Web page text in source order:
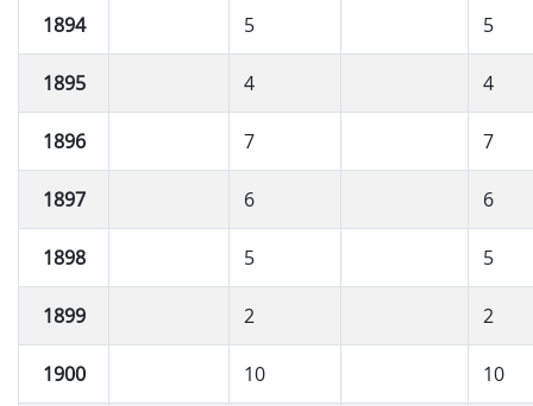
1894 5 5
1895 4 4
1896 7 7
1897 6 6
1898 5 5
1899 2 2
1900 10 10